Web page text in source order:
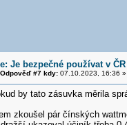
Je bezpečné používat v
Odpověď #7 kdy:07.10.2023, 16:36 »
by tato zásuvka měrila
zkoušel pár čínských